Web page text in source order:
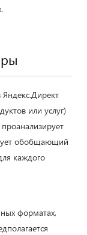
Яндекс.Директ
или услуг)
обобщающий
каждого
форматах,